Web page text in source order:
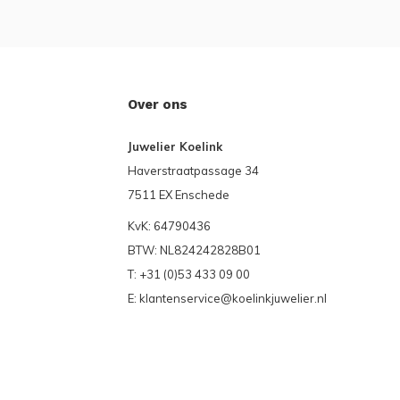
Over ons
Juwelier Koelink
Haverstraatpassage 34
7511 EX Enschede
KvK: 64790436
BTW: NL824242828B01
T: +31 (0)53 433 09 00
E: klantenservice@koelinkjuwelier.nl